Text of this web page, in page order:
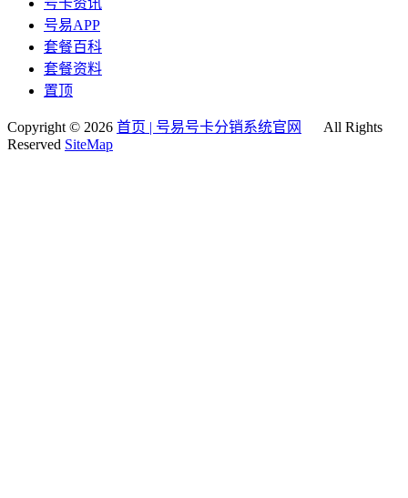
号卡资讯
号易APP
套餐百科
套餐资料
置顶
Copyright © 2026 首页 | 号易号卡分销系统官网
All Rights
Reserved SiteMap